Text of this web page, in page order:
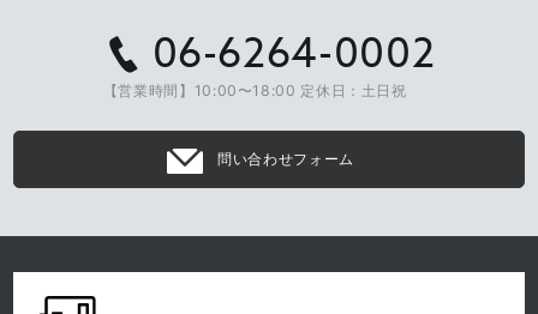
06-6264-0002
【営業時間】10:00〜18:00 定休日：土日祝
問い合わせフォーム